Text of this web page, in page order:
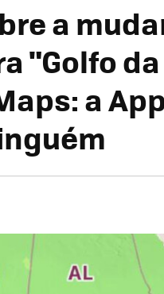
a
"Golfo da
a